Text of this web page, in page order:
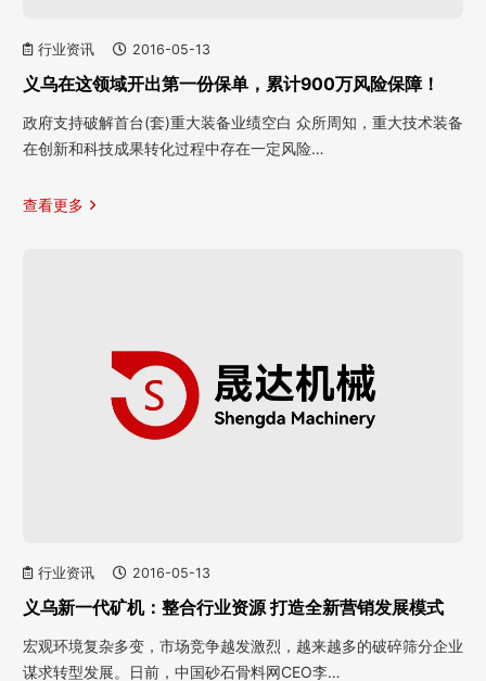
行业资讯 2016-05-13
义乌在这领域开出第一份保单，累计900万风险保障！
政府支持破解首台(套)重大装备业绩空白 众所周知，重大技术装备
在创新和科技成果转化过程中存在一定风险…
查看更多
行业资讯 2016-05-13
义乌新一代矿机：整合行业资源 打造全新营销发展模式
宏观环境复杂多变，市场竞争越发激烈，越来越多的破碎筛分企业
谋求转型发展。日前，中国砂石骨料网CEO李…